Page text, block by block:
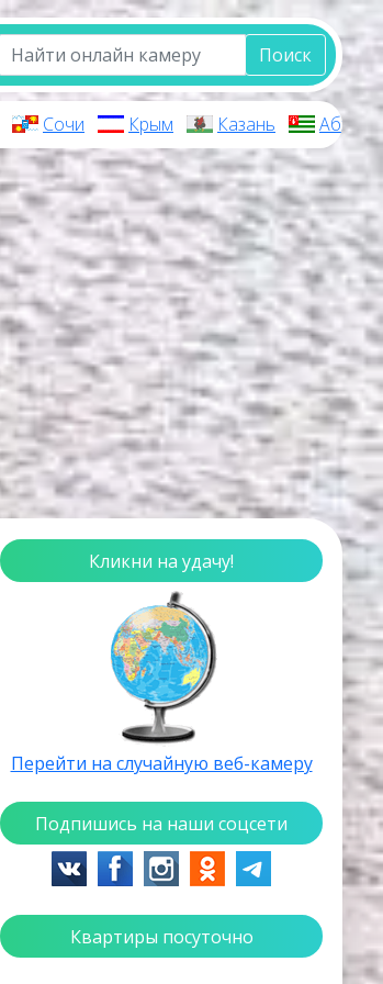
Поиск
Сочи Крым Казань
Кликни на удачу!
Перейти на случайную веб-камеру
Подпишись на наши соцсети
Квартиры посуточно